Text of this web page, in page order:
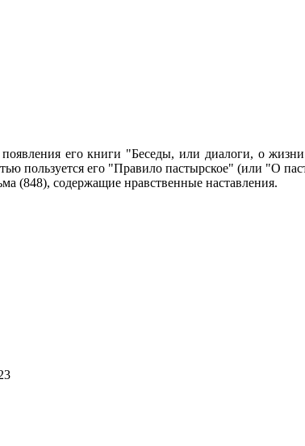
его книги "Беседы, или диалоги, о
пользуется его "Правило пастырское" (или "О
(848), содержащие нравственные наставления.